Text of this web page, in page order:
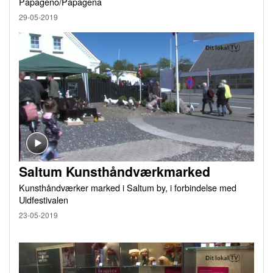
29-05-2019
Saltum Kunsthåndværkmarked
Kunsthåndværker marked i Saltum by, i forbindelse med
Uldfestivalen
23-05-2019